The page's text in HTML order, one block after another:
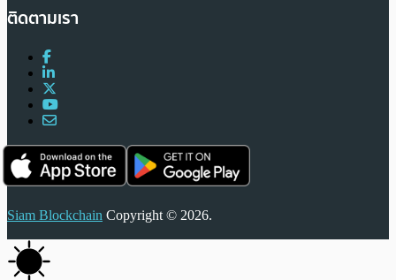
ติดตามเรา
Siam Blockchain Copyright © 2026.